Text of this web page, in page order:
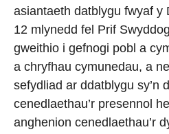
asiantaeth datblygu fwyaf y
12 mlynedd fel Prif
gweithio i gefnogi pobl a
a chryfhau cymunedau, a
sefydliad ar ddatblygu sy’n
cenedlaethau’r presennol
anghenion cenedlaethau’r